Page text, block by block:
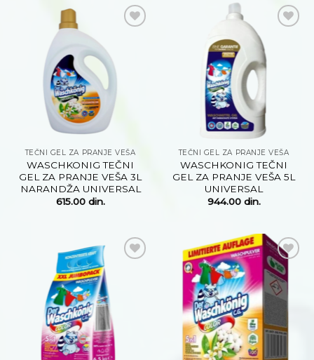
TEČNI GEL ZA PRANJE VEŠA
WASCHKONIG TEČNI
GEL ZA PRANJE VEŠA 3L
NARANDŽA UNIVERSAL
615.00 din.
TEČNI GEL ZA PRANJE VEŠA
WASCHKONIG TEČNI
GEL ZA PRANJE VEŠA 5L
UNIVERSAL
944.00 din.
Dodaj
na
listu
želja